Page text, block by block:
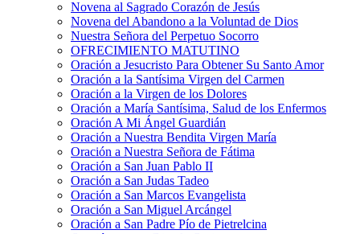
Novena al Sagrado Corazón de Jesús
Novena del Abandono a la Voluntad de Dios
Nuestra Señora del Perpetuo Socorro
OFRECIMIENTO MATUTINO
Oración a Jesucristo Para Obtener Su Santo Amor
Oración a la Santísima Virgen del Carmen
Oración a la Virgen de los Dolores
Oración a María Santísima, Salud de los Enfermos
Oración A Mi Ángel Guardián
Oración a Nuestra Bendita Virgen María
Oración a Nuestra Señora de Fátima
Oración a San Juan Pablo II
Oración a San Judas Tadeo
Oración a San Marcos Evangelista
Oración a San Miguel Arcángel
Oración a San Padre Pío de Pietrelcina